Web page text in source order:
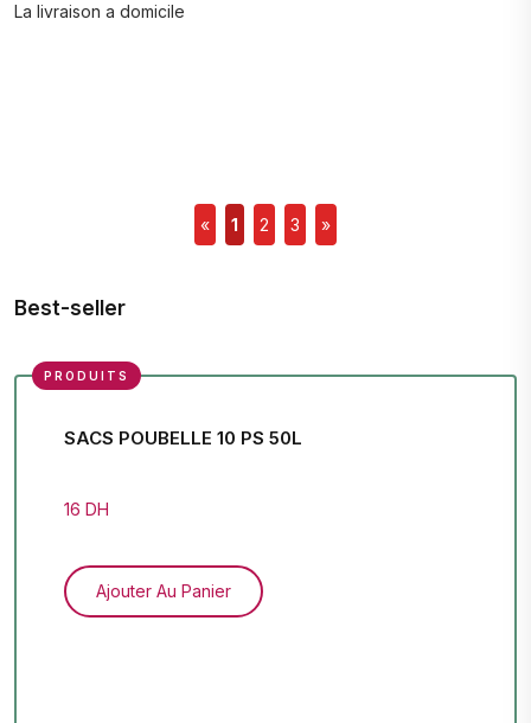
La livraison a domicile
« 1 2 3 »
Best-seller
PRODUITS
SACS POUBELLE 10 PS 50L
16 DH
Ajouter Au Panier